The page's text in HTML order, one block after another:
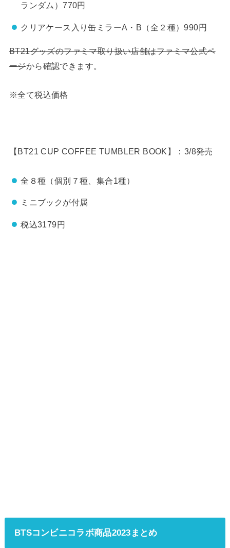
ランダム）770円
クリアケース入り缶ミラーA・B（全２種）990円
BT21グッズのファミマ取り扱い店舗はファミマ公式ペ
ージから確認できます。
※全て税込価格
【BT21 CUP COFFEE TUMBLER BOOK】：3/8発売
全８種（個別７種、集合1種）
ミニブックが付属
税込3179円
BTSコンビニコラボ商品2023まとめ